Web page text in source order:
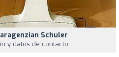
Schuler
y datos de contacto